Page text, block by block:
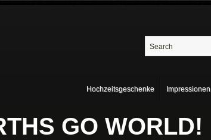
Hochzeitsgeschenke Impressionen
GO WORLD!